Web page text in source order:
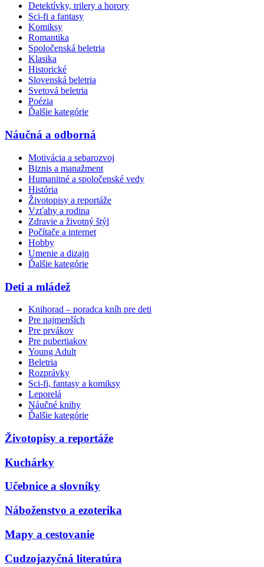
Detektívky, trilery a horory
Sci-fi a fantasy
Komiksy
Romantika
Spoločenská beletria
Klasika
Historické
Slovenská beletria
Svetová beletria
Poézia
Ďalšie kategórie
Náučná a odborná
Motivácia a sebarozvoj
Biznis a manažment
Humanitné a spoločenské vedy
História
Životopisy a reportáže
Vzťahy a rodina
Zdravie a životný štýl
Počítače a internet
Hobby
Umenie a dizajn
Ďalšie kategórie
Deti a mládež
Knihorad – poradca kníh pre deti
Pre najmenších
Pre prvákov
Pre pubertiakov
Young Adult
Beletria
Rozprávky
Sci-fi, fantasy a komiksy
Leporelá
Náučné knihy
Ďalšie kategórie
Životopisy a reportáže
Kuchárky
Učebnice a slovníky
Náboženstvo a ezoterika
Mapy a cestovanie
Cudzojazyčná literatúra